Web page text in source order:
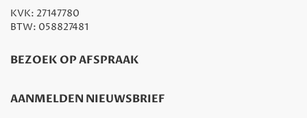
KVK: 27147780
BTW: 058827481
BEZOEK OP AFSPRAAK
AANMELDEN NIEUWSBRIEF